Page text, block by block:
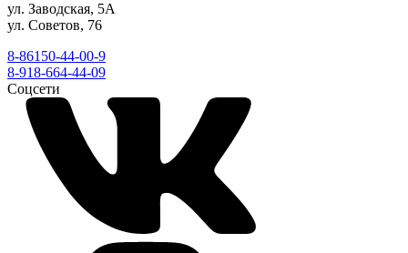
ул. Заводская, 5А
ул. Советов, 76
8-86150-44-00-9
8-918-664-44-09
Соцсети